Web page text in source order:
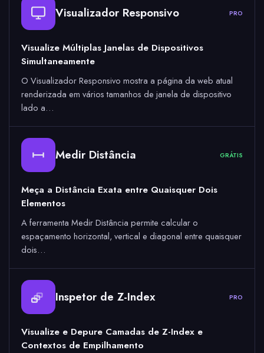
Visualizador Responsivo PRO
Visualize Múltiplas Janelas de Dispositivos
Simultaneamente
O Visualizador Responsivo mostra a página da web atual
renderizada em vários tamanhos de janela de dispositivo
lado a…
Medir Distância GRÁTIS
Meça a Distância Exata entre Quaisquer Dois
Elementos
A ferramenta Medir Distância permite calcular o
espaçamento horizontal, vertical e diagonal entre quaisquer
dois…
Inspetor de Z-Index PRO
Visualize e Depure Camadas de Z-Index e
Contextos de Empilhamento